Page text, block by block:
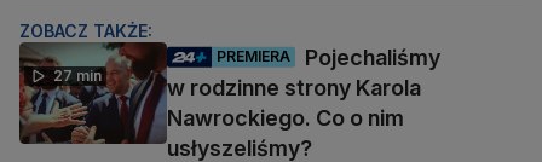
ZOBACZ TAKŻE:
27 min
PREMIERA
Pojechaliśmy
w rodzinne strony Karola
Nawrockiego. Co o nim
usłyszeliśmy?